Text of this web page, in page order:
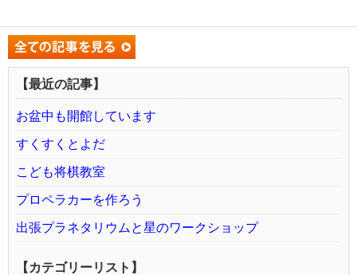
【最近の記事】
お盆中も開館しています
すくすくとよだ
こども将棋教室
プロペラカーを作ろう
出張プラネタリウムと星のワークショップ
【カテゴリーリスト】